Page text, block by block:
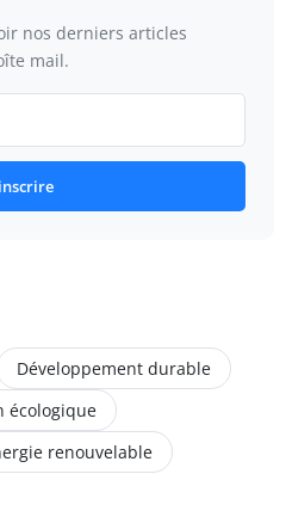
nos derniers articles
mail.
Développement durable
écologique
renouvelable